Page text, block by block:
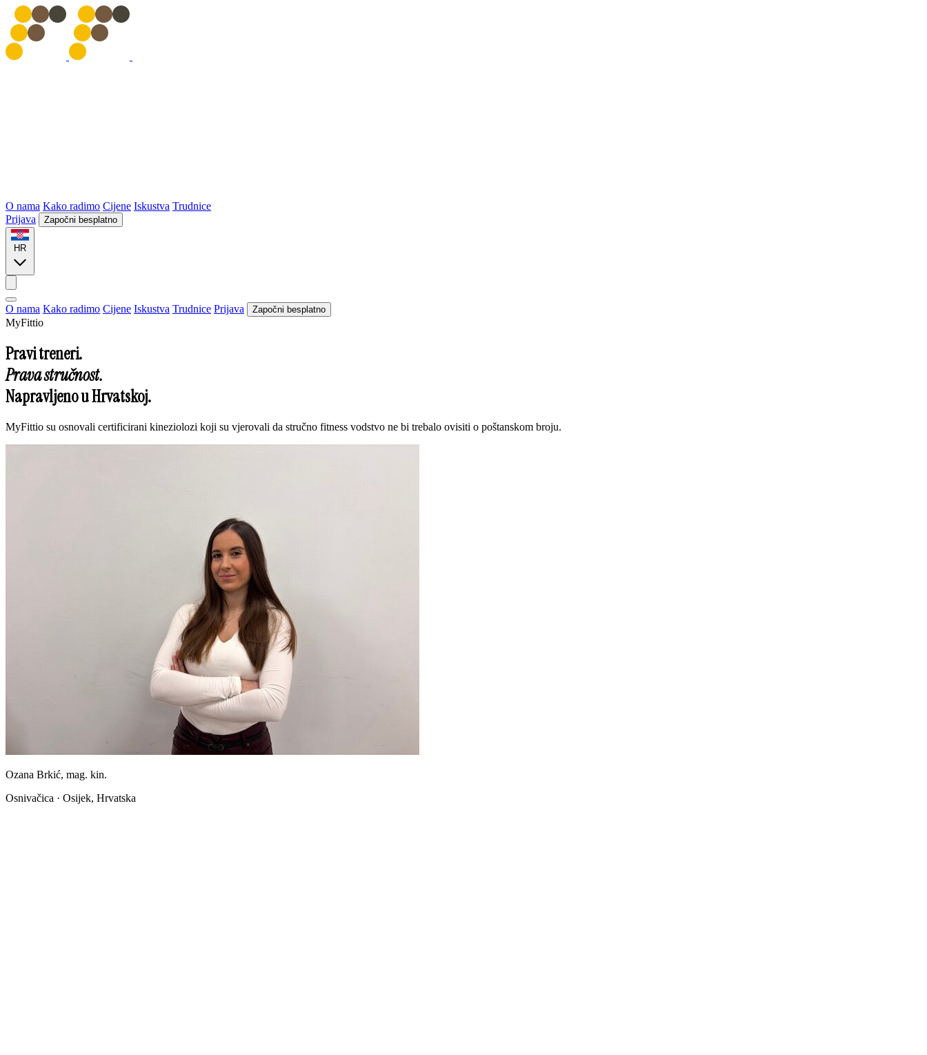
O nama Kako radimo Cijene Iskustva Trudnice
Prijava
Započni besplatno
HR
O nama Kako radimo Cijene Iskustva Trudnice Prijava Započni besplatno
MyFittio
Pravi treneri.
Prava stručnost.
Napravljeno u Hrvatskoj.
MyFittio su osnovali certificirani kineziolozi koji su vjerovali da stručno fitness vodstvo ne bi trebalo ovisiti o poštanskom broju.
Ozana Brkić, mag. kin.
Osnivačica · Osijek, Hrvatska